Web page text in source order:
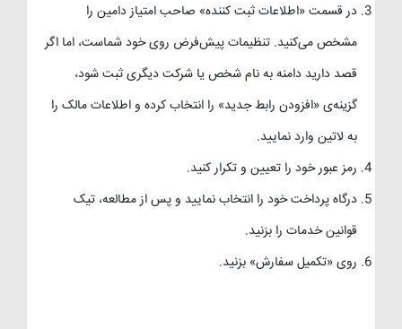
در قسمت «اطلاعات ثبت کننده» صاحب امتیاز دامین را
مشخص می‌کنید. تنظیمات پیش‌فرض روی خود شماست، اما اگر
قصد دارید دامنه به نام شخص یا شرکت دیگری ثبت شود،
گزینه‌ی «افزودن رابط جدید» را انتخاب کرده و اطلاعات مالک را
به لاتین وارد نمایید.
رمز عبور خود را تعیین و تکرار کنید.
درگاه پرداخت خود را انتخاب نمایید و پس از مطالعه، تیک
قوانین خدمات را بزنید.
روی «تکمیل سفارش» بزنید.